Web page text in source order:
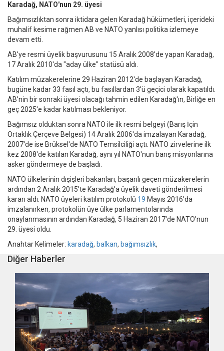
Karadağ, NATO'nun 29. üyesi
Bağımsızlıktan sonra iktidara gelen Karadağ hükümetleri, içerideki
muhalif kesime rağmen AB ve NATO yanlısı politika izlemeye
devam etti.
AB'ye resmi üyelik başvurusunu 15 Aralık 2008'de yapan Karadağ,
17 Aralık 2010'da "aday ülke" statüsü aldı.
Katılım müzakerelerine 29 Haziran 2012'de başlayan Karadağ,
bugüne kadar 33 fasıl açtı, bu fasıllardan 3'ü geçici olarak kapatıldı.
AB'nin bir sonraki üyesi olacağı tahmin edilen Karadağ'ın, Birliğe en
geç 2025'e kadar katılması bekleniyor.
Bağımsız olduktan sonra NATO ile ilk resmi belgeyi (Barış İçin
Ortaklık Çerçeve Belgesi) 14 Aralık 2006'da imzalayan Karadağ,
2007'de ise Brüksel'de NATO Temsilciliği açtı. NATO zirvelerine ilk
kez 2008'de katılan Karadağ, aynı yıl NATO'nun barış misyonlarına
asker göndermeye de başladı.
NATO ülkelerinin dışişleri bakanları, başarılı geçen müzakerelerin
ardından 2 Aralık 2015'te Karadağ'a üyelik daveti gönderilmesi
kararı aldı. NATO üyeleri katılım protokolü 19 Mayıs 2016'da
imzalanırken, protokolün üye ülke parlamentolarında
onaylanmasının ardından Karadağ, 5 Haziran 2017'de NATO'nun
29. üyesi oldu.
Anahtar Kelimeler: karadağ, balkan, bağımsızlık,
Diğer Haberler